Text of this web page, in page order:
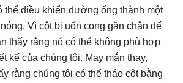
thể điều khiển đường ống thành một
Vì cột bị uốn cong gần chân đế
thấy rằng nó có thể không phù hợp
kế của chúng tôi. May mắn thay,
rằng chúng tôi có thể tháo cột bằng